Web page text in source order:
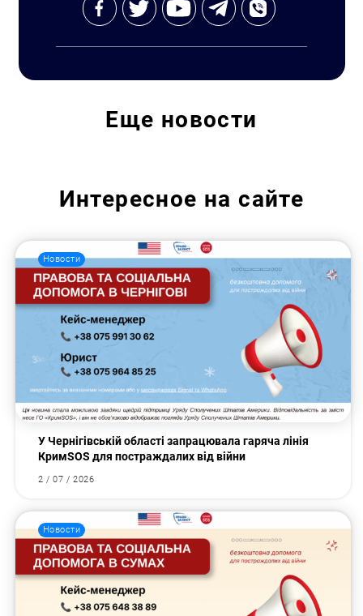
Еще новости
Интересное на сайте
Новости
У Чернігівській області запрацювала гаряча лінія
КримSOS для постраждалих від війни
2 / 07 / 2026
Новости